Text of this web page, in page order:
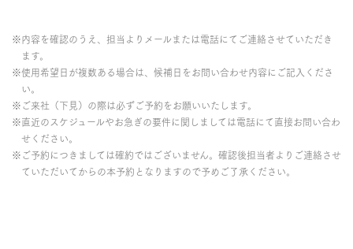
※内容を確認のうえ、担当よりメールまたは電話にてご連絡させていただき
ます。
※使用希望日が複数ある場合は、候補日をお問い合わせ内容にご記入くださ
い。
※ご来社（下見）の際は必ずご予約をお願いいたします。
※直近のスケジュールやお急ぎの要件に関しましては電話にて直接お問い合わ
せください。
※ご予約につきましては確約ではございません。確認後担当者よりご連絡させ
ていただいてからの本予約となりますので予めご了承ください。